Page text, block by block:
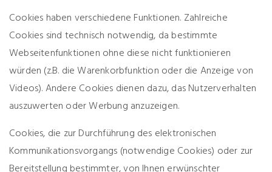
Cookies haben verschiedene Funktionen. Zahlreiche
Cookies sind technisch notwendig, da bestimmte
Webseitenfunktionen ohne diese nicht funktionieren
würden (z.B. die Warenkorbfunktion oder die Anzeige von
Videos). Andere Cookies dienen dazu, das Nutzerverhalten
auszuwerten oder Werbung anzuzeigen.
Cookies, die zur Durchführung des elektronischen
Kommunikationsvorgangs (notwendige Cookies) oder zur